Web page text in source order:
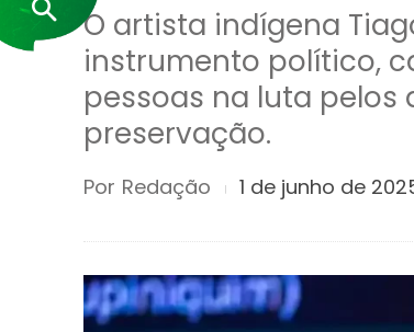
O artista indígena
instrumento político,
pessoas na luta pelos
preservação.
Por Redação 1 de junho de